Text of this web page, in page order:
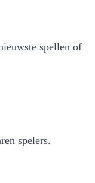
spellen of
spelers.